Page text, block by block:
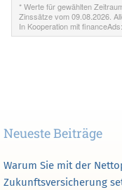
* Werte für gewählten
Zinssätze vom 09.08.2026.
In Kooperation mit financeAds:
Neueste Beiträge
Warum Sie mit der
Zukunftsversicherung